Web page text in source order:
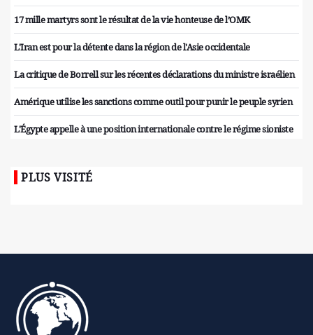
17 mille martyrs sont le résultat de la vie honteuse de l’OMK
L'Iran est pour la détente dans la région de l'Asie occidentale
La critique de Borrell sur les récentes déclarations du ministre israélien
Amérique utilise les sanctions comme outil pour punir le peuple syrien
L'Égypte appelle à une position internationale contre le régime sioniste
PLUS VISITÉ